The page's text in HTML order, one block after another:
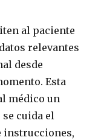
al paciente
relevantes
desde
Esta
médico un
cuida el
instrucciones,